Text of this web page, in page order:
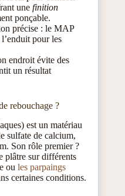
une finition
ponçable.
précise : le MAP
pour les
endroit évite des
un résultat
rebouchage ?
est un matériau
sulfate de calcium,
Son rôle premier ?
plâtre sur différents
ou les parpaings
certaines conditions.